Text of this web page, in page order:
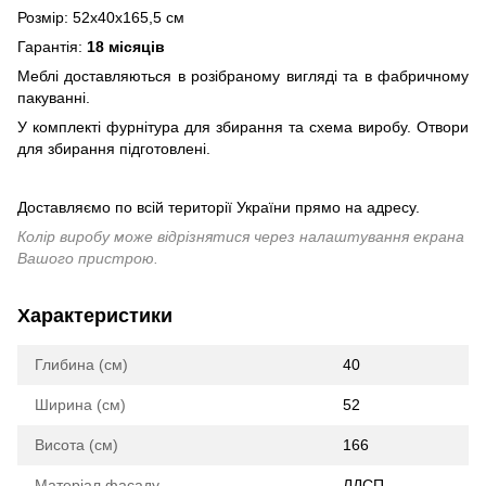
Розмір: 52х40х165,5 см
Гарантія: 18 місяців
Меблі доставляються в розібраному вигляді та в фабричному
пакуванні.
У комплекті фурнітура для збирання та схема виробу. Отвори
для збирання підготовлені.
Доставляємо по всій території України прямо на адресу.
Колір виробу може відрізнятися через налаштування екрана
Вашого пристрою.
Характеристики
Глибина (см) 40
Ширина (см) 52
Висота (см) 166